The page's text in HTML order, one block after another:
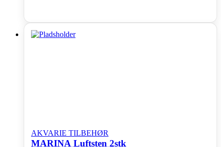
AKVARIE TILBEHØR
MARINA Luftsten 2stk